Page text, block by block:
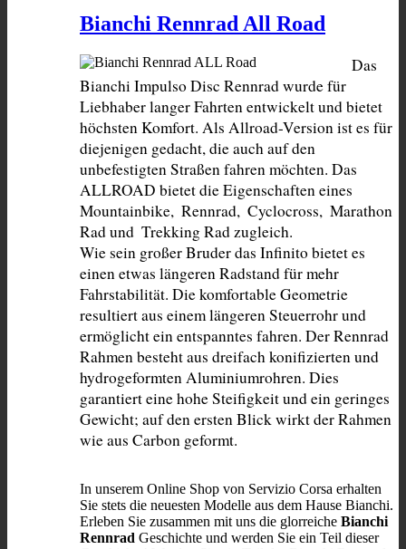
Bianchi Rennrad All Road
Das
Bianchi Impulso Disc Rennrad wurde für
Liebhaber langer Fahrten entwickelt und bietet
höchsten Komfort. Als Allroad-Version ist es für
diejenigen gedacht, die auch auf den
unbefestigten Straßen fahren möchten. Das
ALLROAD bietet die Eigenschaften eines
Mountainbike,  Rennrad,  Cyclocross,  Marathon
Rad und  Trekking Rad zugleich.
Wie sein großer Bruder das Infinito bietet es
einen etwas längeren Radstand für mehr
Fahrstabilität. Die komfortable Geometrie
resultiert aus einem längeren Steuerrohr und
ermöglicht ein entspanntes fahren. Der Rennrad
Rahmen besteht aus dreifach konifizierten und
hydrogeformten Aluminiumrohren. Dies
garantiert eine hohe Steifigkeit und ein geringes
Gewicht; auf den ersten Blick wirkt der Rahmen
wie aus Carbon geformt.
In unserem Online Shop von Servizio Corsa erhalten
Sie stets die neuesten Modelle aus dem Hause Bianchi.
Erleben Sie zusammen mit uns die glorreiche Bianchi
Rennrad Geschichte und werden Sie ein Teil dieser